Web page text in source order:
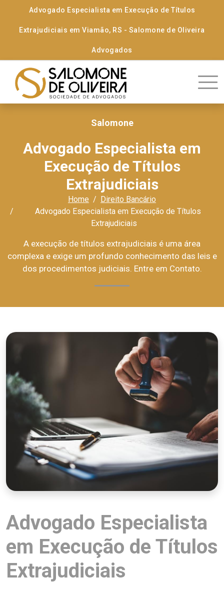
Advogado Especialista em Execução de Títulos
Extrajudiciais em Viamão, RS - Salomone de Oliveira
Advogados
Salomone
Advogado Especialista em
Execução de Títulos
Extrajudiciais
Home
Direito Bancário
Advogado Especialista em Execução de Títulos
Extrajudiciais
A execução de títulos extrajudiciais é uma área
complexa e exige um profundo conhecimento das leis e
dos procedimentos judiciais. Entre em Contato.
Advogado Especialista
em Execução de Títulos
Extrajudiciais